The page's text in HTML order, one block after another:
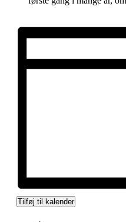
Tilføj til kalender